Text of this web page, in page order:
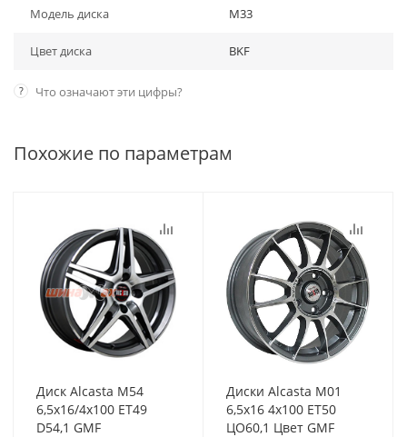
Модель диска M33
Цвет диска BKF
? Что означают эти цифры?
Похожие по параметрам
Диск Alcasta M54
6,5x16/4x100 ET49
D54,1 GMF
Диски Alcasta M01
6,5x16 4x100 ET50
ЦО60,1 Цвет GMF